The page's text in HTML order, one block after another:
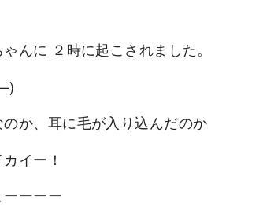
んに ２時に起こされました。
か、耳に毛が入り込んだのか
イー！
ーーー